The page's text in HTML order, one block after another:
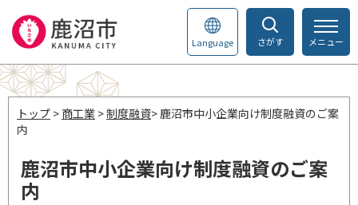
さがす
Language メニュー
トップ > 商工業 >制度融資> 鹿沼市中小企業向け制度融資のご案
内
鹿沼市中小企業向け制度融資のご案
内